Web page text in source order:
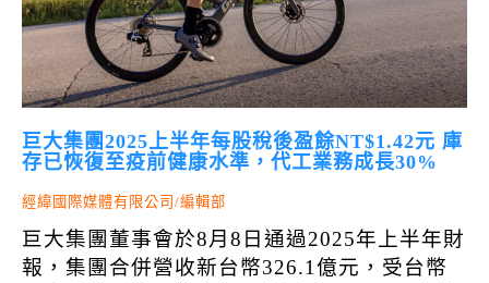
巨大集團2025上半年每股稅後盈餘NT$1.42元 庫
存已恢復至疫前健康水準，代工業務成長30%
經緯國際媒體有限公司/編輯部
巨大集團董事會於8月8日通過2025年上半年財
報，集團合併營收新台幣326.1億元，受台幣